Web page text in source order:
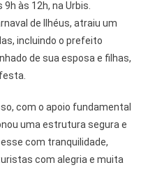
às 12h, na Urbis.
de Ilhéus, atraiu um
incluindo o prefeito
de sua esposa e filhas,
com o apoio fundamental
uma estrutura segura e
com tranquilidade,
com alegria e muita